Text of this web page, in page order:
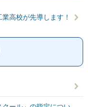
高校が先導します！